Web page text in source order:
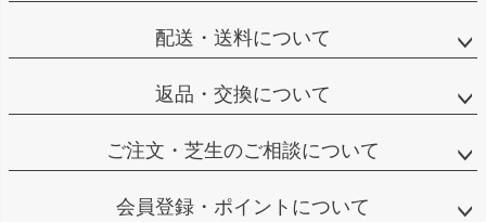
配送・送料について
返品・交換について
ご注文・芝生のご相談について
会員登録・ポイントについて